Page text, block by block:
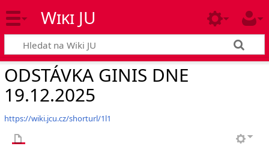
Wiki JU
ODSTÁVKA GINIS DNE
19.12.2025
https://wiki.jcu.cz/shorturl/1l1